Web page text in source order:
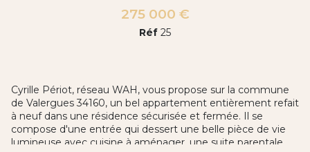
275 000 €
Réf 25
Cyrille Périot, réseau WAH, vous propose sur la commune
de Valergues 34160, un bel appartement entièrement refait
à neuf dans une résidence sécurisée et fermée. Il se
compose d'une entrée qui dessert une belle pièce de vie
lumineuse avec cuisine à aménager, une suite parentale,